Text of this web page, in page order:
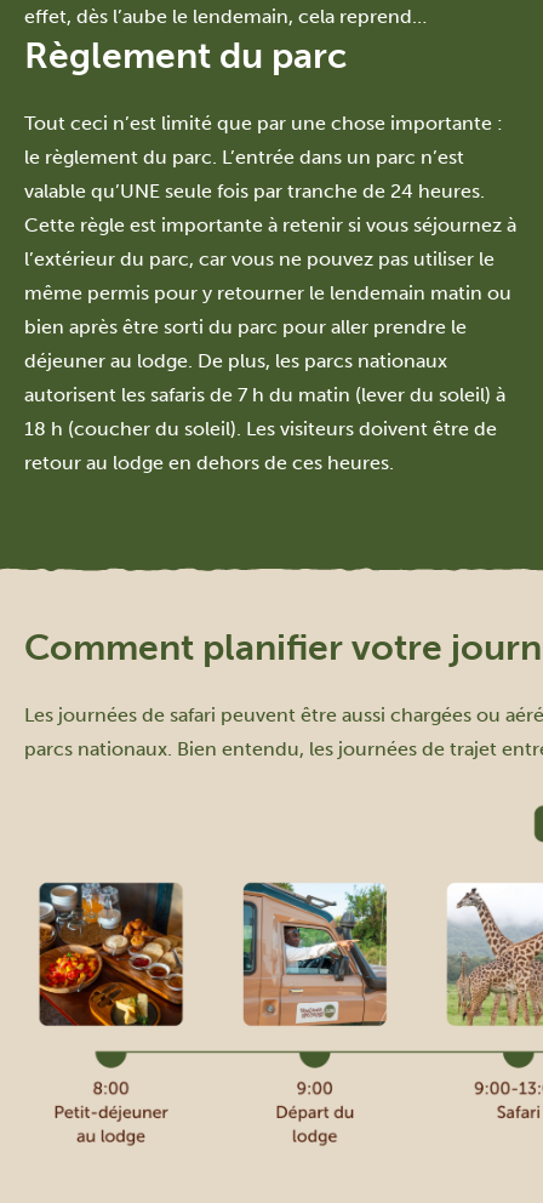
effet, dès l’aube le lendemain, cela reprend…
Règlement du parc
Tout ceci n’est limité que par une chose importante :
le règlement du parc. L’entrée dans un parc n’est
valable qu’UNE seule fois par tranche de 24 heures.
Cette règle est importante à retenir si vous séjournez à
l’extérieur du parc, car vous ne pouvez pas utiliser le
même permis pour y retourner le lendemain matin ou
bien après être sorti du parc pour aller prendre le
déjeuner au lodge. De plus, les parcs nationaux
autorisent les safaris de 7 h du matin (lever du soleil) à
18 h (coucher du soleil). Les visiteurs doivent être de
retour au lodge en dehors de ces heures.
Comment planifier votre
Les journées de safari peuvent être aussi chargées ou
parcs nationaux. Bien entendu, les journées de trajet